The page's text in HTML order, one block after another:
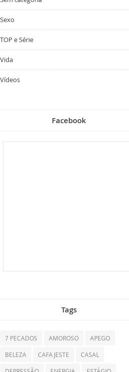
Sexo
TOP e Série
Vida
Vídeos
Facebook
Tags
7 PECADOS AMOROSO APEGO
BELEZA CAFAJESTE CASAL